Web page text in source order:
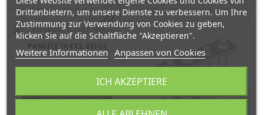
In den Warenkorb
Drittanbietern, um unsere Dienste zu verbessern. Um Ihre
Zustimmung zur Verwendung von Cookies zu geben,
klicken Sie auf die Schaltfläche "Akzeptieren".
Weitere Informationen Anpassen von Cookies
ICH AKZEPTIERE